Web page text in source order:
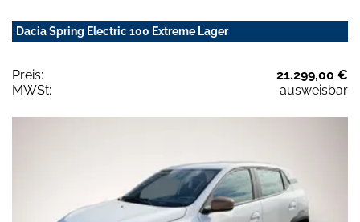
Dacia Spring Electric 100 Extreme Lager
Preis:
21.299,00 €
MWSt:
ausweisbar